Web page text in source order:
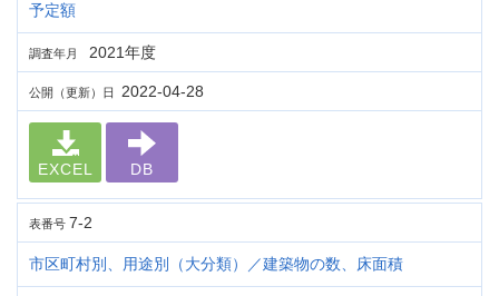
予定額
調査年月 2021年度
公開（更新）日 2022-04-28
EXCEL DB
表番号 7-2
市区町村別、用途別（大分類）／建築物の数、床面積